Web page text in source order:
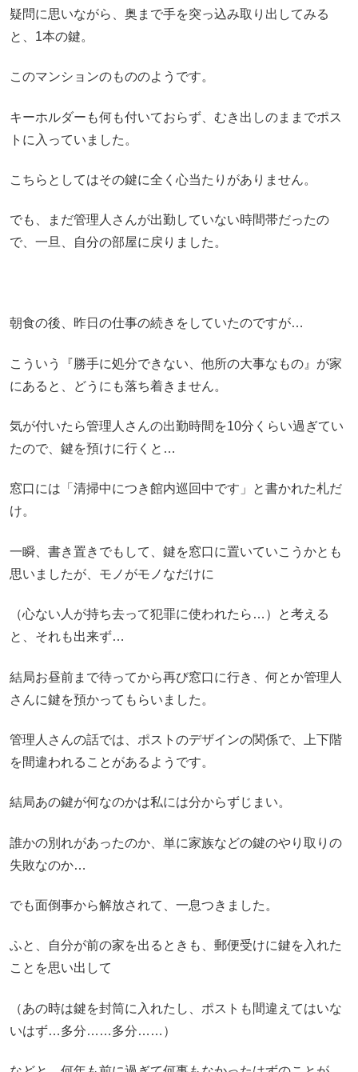
疑問に思いながら、奥まで手を突っ込み取り出してみる
と、1本の鍵。
このマンションのもののようです。
キーホルダーも何も付いておらず、むき出しのままでポス
トに入っていました。
こちらとしてはその鍵に全く心当たりがありません。
でも、まだ管理人さんが出勤していない時間帯だったの
で、一旦、自分の部屋に戻りました。
朝食の後、昨日の仕事の続きをしていたのですが…
こういう『勝手に処分できない、他所の大事なもの』が家
にあると、どうにも落ち着きません。
気が付いたら管理人さんの出勤時間を10分くらい過ぎてい
たので、鍵を預けに行くと…
窓口には「清掃中につき館内巡回中です」と書かれた札だ
け。
一瞬、書き置きでもして、鍵を窓口に置いていこうかとも
思いましたが、モノがモノなだけに
（心ない人が持ち去って犯罪に使われたら…）と考える
と、それも出来ず…
結局お昼前まで待ってから再び窓口に行き、何とか管理人
さんに鍵を預かってもらいました。
管理人さんの話では、ポストのデザインの関係で、上下階
を間違われることがあるようです。
結局あの鍵が何なのかは私には分からずじまい。
誰かの別れがあったのか、単に家族などの鍵のやり取りの
失敗なのか…
でも面倒事から解放されて、一息つきました。
ふと、自分が前の家を出るときも、郵便受けに鍵を入れた
ことを思い出して
（あの時は鍵を封筒に入れたし、ポストも間違えてはいな
いはず…多分……多分……）